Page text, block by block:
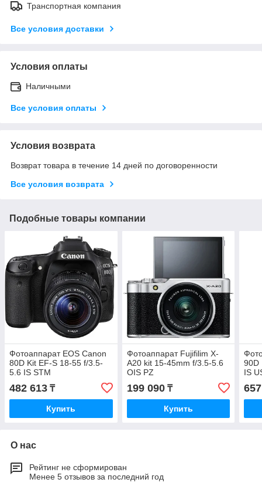
Транспортная компания
Все условия доставки
Условия оплаты
Наличными
Все условия оплаты
Условия возврата
Возврат товара в течение 14 дней по договоренности
Все условия возврата
Подобные товары компании
Фотоаппарат EOS Canon
80D Kit EF-S 18-55 f/3.5-
5.6 IS STM
482 613 ₸
Купить
Фотоаппарат Fujifilim X-
A20 kit 15-45mm f/3.5-5.6
OIS PZ
199 090₸
Купить
90D
IS
О нас
Рейтинг не сформирован
Менее 5 отзывов за последний год